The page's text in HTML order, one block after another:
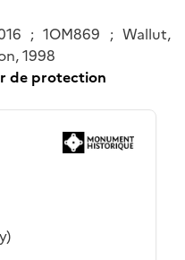
; 1OM869 ; Wallut,
1998
de protection